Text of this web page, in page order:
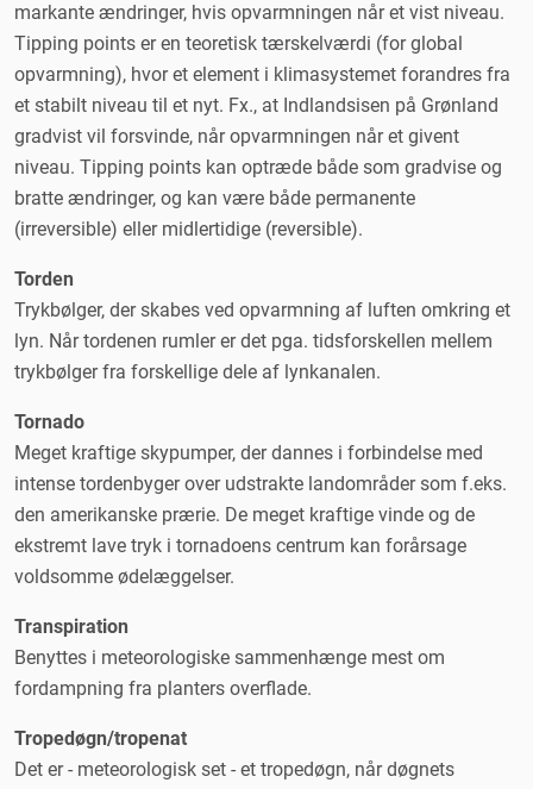
markante ændringer, hvis opvarmningen når et vist niveau.
Tipping points er en teoretisk tærskelværdi (for global
opvarmning), hvor et element i klimasystemet forandres fra
et stabilt niveau til et nyt. Fx., at Indlandsisen på Grønland
gradvist vil forsvinde, når opvarmningen når et givent
niveau. Tipping points kan optræde både som gradvise og
bratte ændringer, og kan være både permanente
(irreversible) eller midlertidige (reversible).
Torden
Trykbølger, der skabes ved opvarmning af luften omkring et
lyn. Når tordenen rumler er det pga. tidsforskellen mellem
trykbølger fra forskellige dele af lynkanalen.
Tornado
Meget kraftige skypumper, der dannes i forbindelse med
intense tordenbyger over udstrakte landområder som f.eks.
den amerikanske prærie. De meget kraftige vinde og de
ekstremt lave tryk i tornadoens centrum kan forårsage
voldsomme ødelæggelser.
Transpiration
Benyttes i meteorologiske sammenhænge mest om
fordampning fra planters overflade.
Tropedøgn/tropenat
Det er - meteorologisk set - et tropedøgn, når døgnets